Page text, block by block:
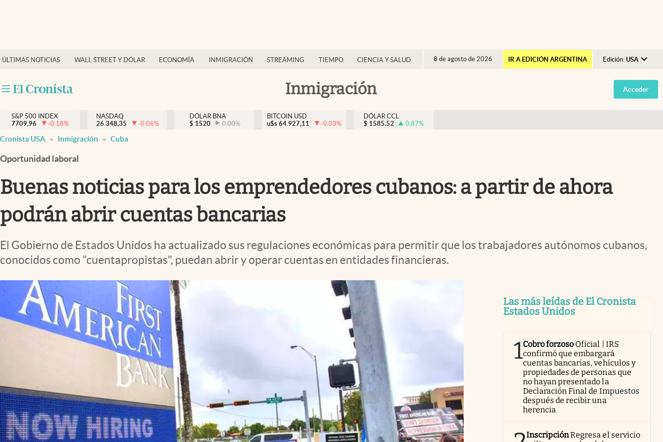
ÚLTIMAS NOTICIAS WALL STREET Y DÓLAR ECONOMÍA INMIGRACIÓN STREAMING TIEMPO CIENCIA Y SALUD 8 de agosto de 2026 IR A EDICIÓN ARGENTINA Edición: USA
Argentina
España
Inmigración
Finanzas y economía
Inmigración
Trending
Streaming
PC y mobile
Lifestyle
Acceder
S&P 500 INDEX
7709,96
-0.18%
NASDAQ
26.348,35
-0.06%
DÓLAR BNA
$ 1520 0.00%
BITCOIN USD
u$s 64.927,11 -0.03%
DÓLAR CCL
$ 1585,52 0.87%
Cronista USA Inmigración Cuba
Oportunidad laboral
Buenas noticias para los emprendedores cubanos: a partir de ahora
podrán abrir cuentas bancarias
El Gobierno de Estados Unidos ha actualizado sus regulaciones económicas para permitir que los trabajadores autónomos cubanos,
conocidos como "cuentapropistas", puedan abrir y operar cuentas en entidades financieras.
Las más leídas de El Cronista
Estados Unidos
1Cobro forzoso Oficial | IRS
confirmó que embargará
cuentas bancarias, vehículos y
propiedades de personas que
no hayan presentado la
Declaración Final de Impuestos
después de recibir una
herencia
InscripciónRegresa el servicio